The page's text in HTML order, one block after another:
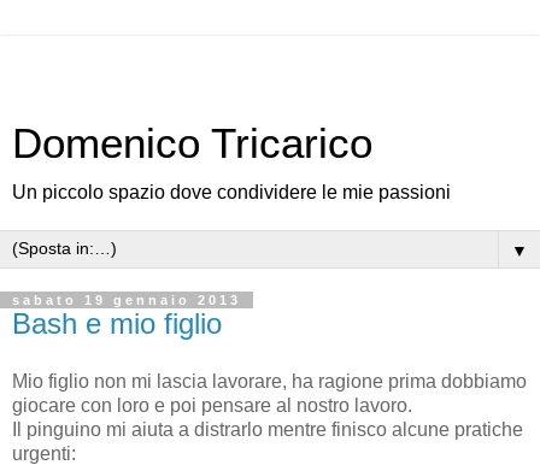
Domenico Tricarico
Un piccolo spazio dove condividere le mie passioni
▼
sabato 19 gennaio 2013
Bash e mio figlio
Mio figlio non mi lascia lavorare, ha ragione prima dobbiamo
giocare con loro e poi pensare al nostro lavoro.
Il pinguino mi aiuta a distrarlo mentre finisco alcune pratiche
urgenti: